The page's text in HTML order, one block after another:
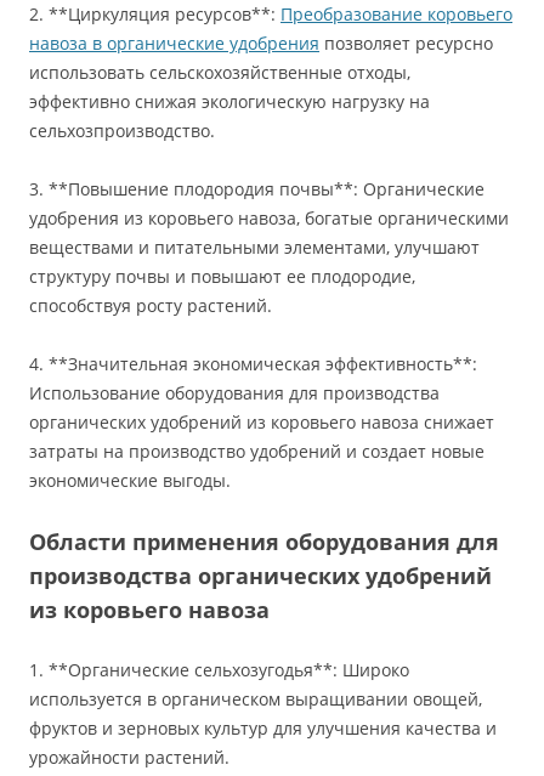
2. **Циркуляция ресурсов**: Преобразование коровьего
навоза в органические удобрения позволяет ресурсно
использовать сельскохозяйственные отходы,
эффективно снижая экологическую нагрузку на
сельхозпроизводство.
3. **Повышение плодородия почвы**: Органические
удобрения из коровьего навоза, богатые органическими
веществами и питательными элементами, улучшают
структуру почвы и повышают ее плодородие,
способствуя росту растений.
4. **Значительная экономическая эффективность**:
Использование оборудования для производства
органических удобрений из коровьего навоза снижает
затраты на производство удобрений и создает новые
экономические выгоды.
Области применения оборудования для
производства органических удобрений
из коровьего навоза
1. **Органические сельхозугодья**: Широко
используется в органическом выращивании овощей,
фруктов и зерновых культур для улучшения качества и
урожайности растений.